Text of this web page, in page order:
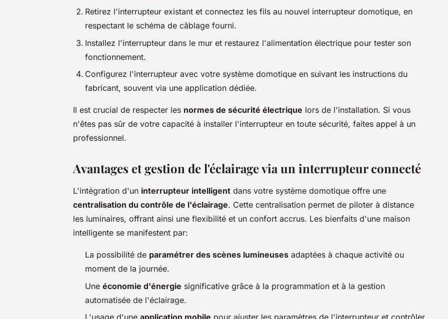
Retirez l'interrupteur existant et connectez les fils au nouvel interrupteur domotique, en
respectant le schéma de câblage fourni.
Installez l'interrupteur dans le mur et restaurez l'alimentation électrique pour tester son
fonctionnement.
Configurez l'interrupteur avec votre système domotique en suivant les instructions du
fabricant, souvent via une application dédiée.
Il est crucial de respecter les normes de sécurité électrique lors de l'installation. Si vous
n'êtes pas sûr de votre capacité à installer l'interrupteur en toute sécurité, faites appel à un
professionnel.
Avantages et gestion de l'éclairage via un interrupteur connecté
L'intégration d'un interrupteur intelligent dans votre système domotique offre une
centralisation du contrôle de l'éclairage. Cette centralisation permet de piloter à distance
les luminaires, offrant ainsi une flexibilité et un confort accrus. Les bienfaits d'une maison
intelligente se manifestent par:
La possibilité de paramétrer des scènes lumineuses adaptées à chaque activité ou
moment de la journée.
Une économie d'énergie significative grâce à la programmation et à la gestion
automatisée de l'éclairage.
L'usage d'une application mobile pour ajuster les paramètres de l'interrupteur et contrôler